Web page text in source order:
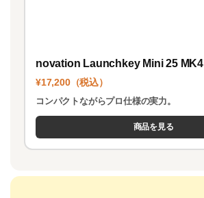
novation Launchkey Mini 25 MK4
¥17,200（税込）
コンパクトながらプロ仕様の実力。
商品を見る